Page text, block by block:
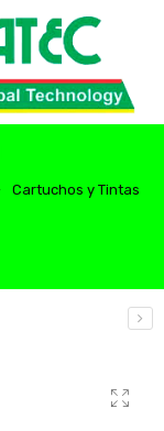
Cartuchos y Tintas